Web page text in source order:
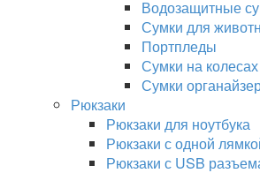
Водозащитные
Сумки для
Портпледы
Сумки на колесах
Сумки
Рюкзаки
Рюкзаки для ноутбука
Рюкзаки с одной
Рюкзаки с USB